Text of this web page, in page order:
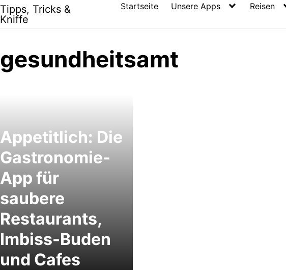
Tipps, Tricks &
Kniffe
Startseite Unsere Apps Reisen
gesundheitsamt
Appetitlich: Die
Gastronomie-
App für
saubere
Restaurants,
Imbiss-Buden
und Cafes